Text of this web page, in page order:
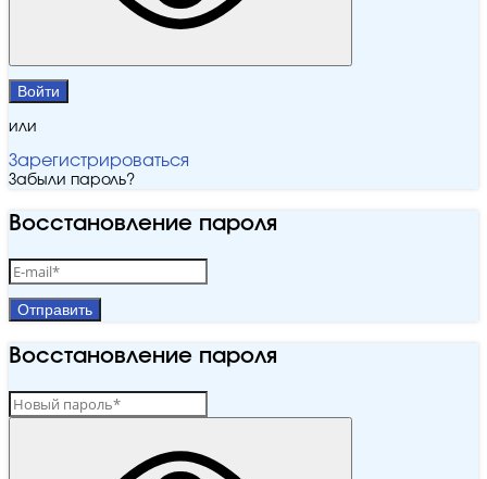
Войти
или
Зарегистрироваться
Забыли пароль?
Восстановление пароля
Отправить
Восстановление пароля